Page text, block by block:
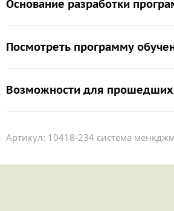
Основание разработки
Посмотреть программу
Возможности для прошедших
Артикул: 10418-234 система